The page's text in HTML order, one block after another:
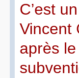
C’est
Vincent
après